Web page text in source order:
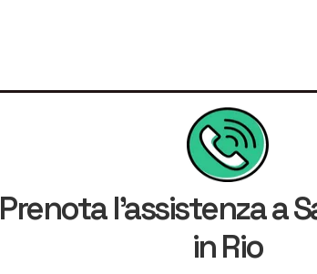
Prenota l'assistenza a
in Rio